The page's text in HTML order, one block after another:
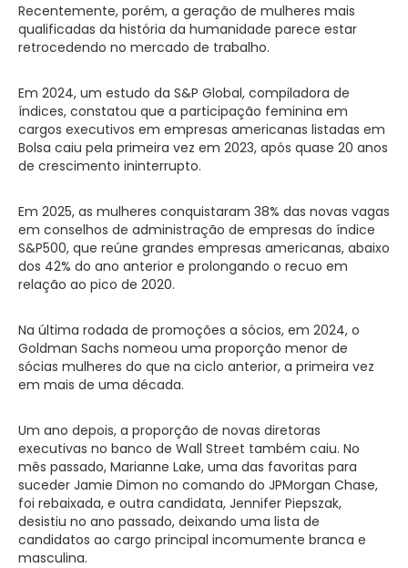
Recentemente, porém, a geração de mulheres mais
qualificadas da história da humanidade parece estar
retrocedendo no mercado de trabalho.
Em 2024, um estudo da S&P Global, compiladora de
índices, constatou que a participação feminina em
cargos executivos em empresas americanas listadas em
Bolsa caiu pela primeira vez em 2023, após quase 20 anos
de crescimento ininterrupto.
Em 2025, as mulheres conquistaram 38% das novas vagas
em conselhos de administração de empresas do índice
S&P500, que reúne grandes empresas americanas, abaixo
dos 42% do ano anterior e prolongando o recuo em
relação ao pico de 2020.
Na última rodada de promoções a sócios, em 2024, o
Goldman Sachs nomeou uma proporção menor de
sócias mulheres do que na ciclo anterior, a primeira vez
em mais de uma década.
Um ano depois, a proporção de novas diretoras
executivas no banco de Wall Street também caiu. No
mês passado, Marianne Lake, uma das favoritas para
suceder Jamie Dimon no comando do JPMorgan Chase,
foi rebaixada, e outra candidata, Jennifer Piepszak,
desistiu no ano passado, deixando uma lista de
candidatos ao cargo principal incomumente branca e
masculina.